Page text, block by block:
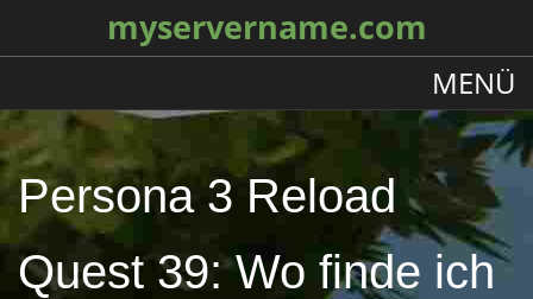
myservername.com
MENÜ
Persona 3 Reload
Quest 39: Wo finde ich